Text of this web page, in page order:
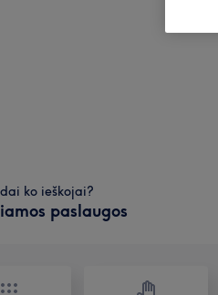
ko ieškojai?
paslaugos